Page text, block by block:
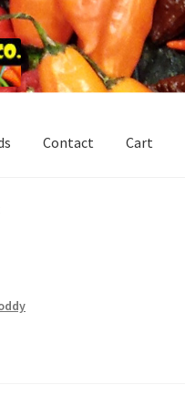
Contact Cart